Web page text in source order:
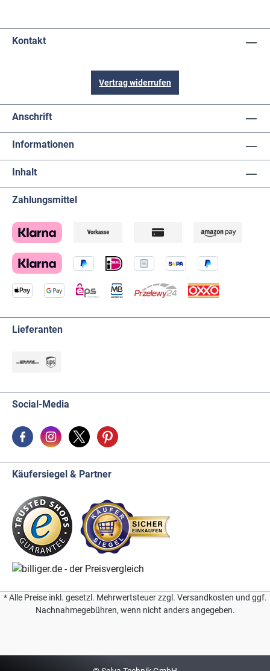
Kontakt
Vertrag widerrufen
Anschrift
Informationen
Inhalt
Zahlungsmittel
Lieferanten
Social-Media
Käufersiegel & Partner
* Alle Preise inkl. gesetzl. Mehrwertsteuer zzgl. Versandkosten und ggf.
Nachnahmegebühren, wenn nicht anders angegeben.